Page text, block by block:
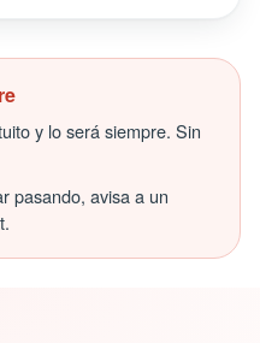
y lo será siempre. Sin
pasando, avisa a un